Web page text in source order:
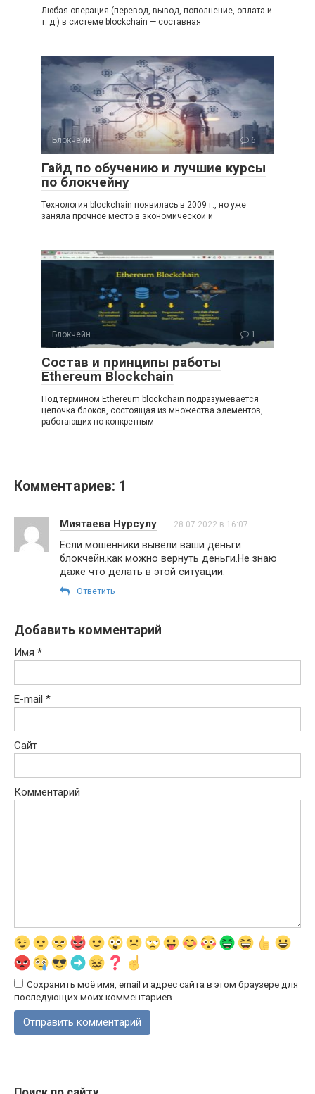
Любая операция (перевод, вывод, пополнение, оплата и
т. д.) в системе blockchain — составная
Блокчейн 6
Гайд по обучению и лучшие курсы
по блокчейну
Технология blockchain появилась в 2009 г., но уже
заняла прочное место в экономической и
Блокчейн 1
Состав и принципы работы
Ethereum Blockchain
Под термином Ethereum blockchain подразумевается
цепочка блоков, состоящая из множества элементов,
работающих по конкретным
Комментариев: 1
Миятаева Нурсулу 28.07.2022 в 16:07
Если мошенники вывели ваши деньги
блокчейн.как можно вернуть деньги.Не знаю
даже что делать в этой ситуации.
Ответить
Добавить комментарий
Имя *
E-mail *
Сайт
Комментарий
Сохранить моё имя, email и адрес сайта в этом браузере для
последующих моих комментариев.